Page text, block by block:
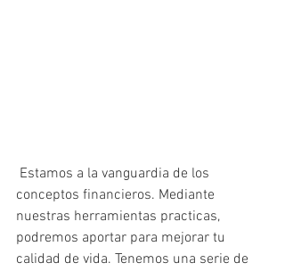
conceptos financieros. Mediante
nuestras herramientas practicas,
podremos aportar para mejorar tu
calidad de vida. Tenemos una serie de